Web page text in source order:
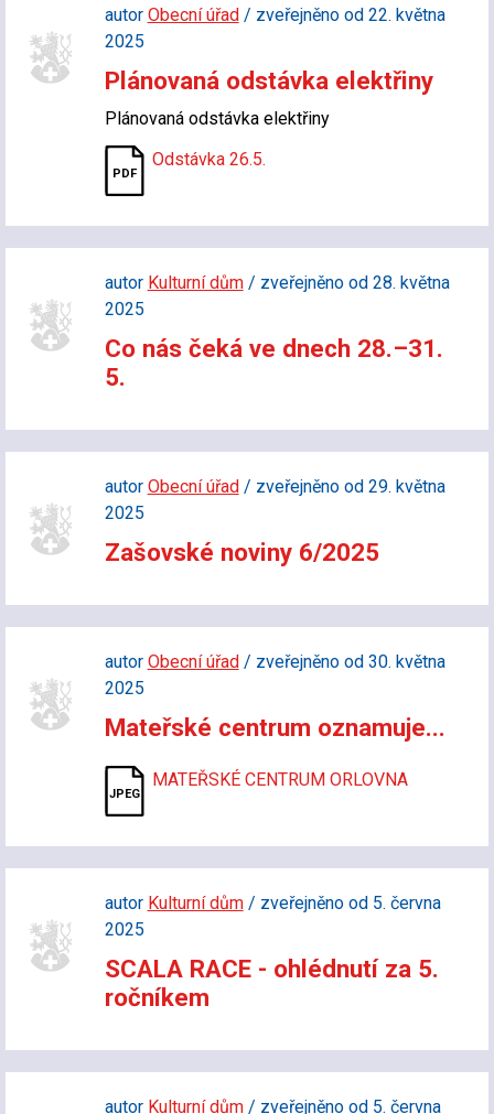
autor Obecní úřad/ zveřejněno od 22. května
2025
Plánovaná odstávka elektřiny
Plánovaná odstávka elektřiny
Odstávka 26.5.
autor Kulturní dům/ zveřejněno od 28. května
2025
Co nás čeká ve dnech 28.–31.
5.
autor Obecní úřad/ zveřejněno od 29. května
2025
Zašovské noviny 6/2025
autor Obecní úřad/ zveřejněno od 30. května
2025
Mateřské centrum oznamuje...
MATEŘSKÉ CENTRUM ORLOVNA
autor Kulturní dům/ zveřejněno od 5. června
2025
SCALA RACE - ohlédnutí za 5.
ročníkem
autor Kulturní dům/ zveřejněno od 5. června